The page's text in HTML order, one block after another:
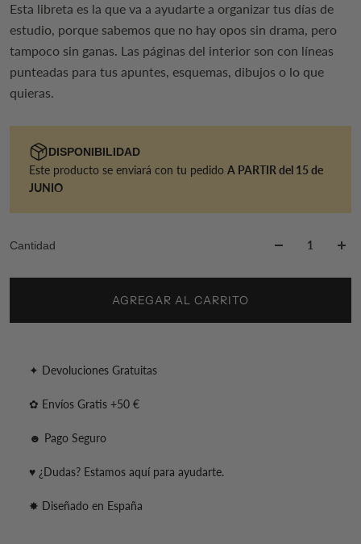
Esta libreta es la que va a ayudarte a organizar tus días de
estudio, porque sabemos que no hay opos sin drama, pero
tampoco sin ganas. Las páginas del interior son con líneas
punteadas para tus apuntes, esquemas, dibujos o lo que
quieras.
DISPONIBILIDAD
Este producto se enviará con tu pedido A PARTIR del 15 de
JUNIO
Cantidad
AGREGAR AL CARRITO
✦ Devoluciones Gratuitas
✿ Envíos Gratis +50 €
☻ Pago Seguro
♥ ¿Dudas? Estamos aquí para ayudarte.
✸ Diseñado en España